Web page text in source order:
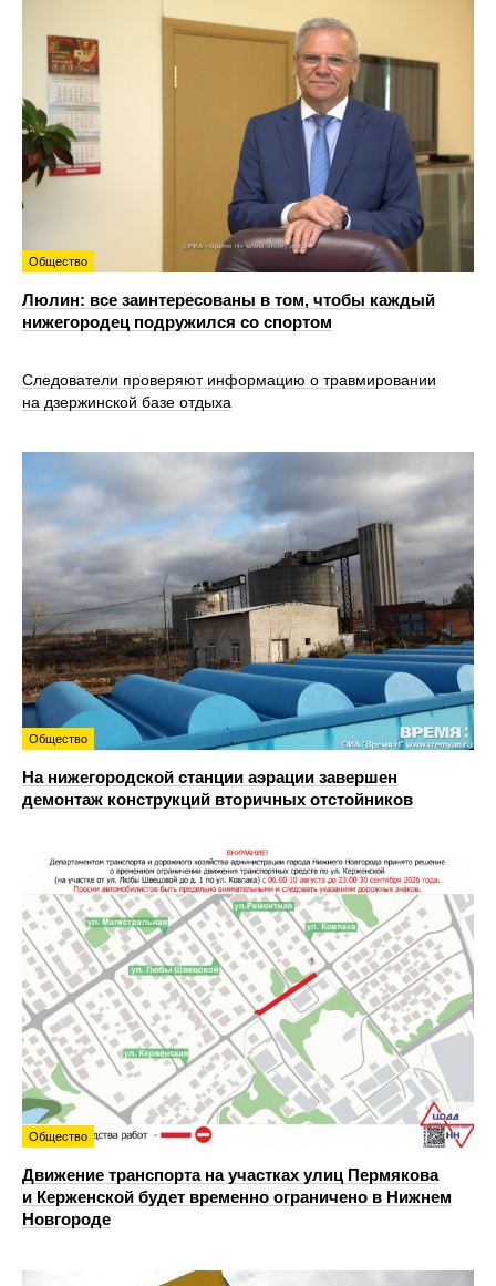
Общество
Люлин: все заинтересованы в том, чтобы каждый
нижегородец подружился со спортом
Следователи проверяют информацию о травмировании
на дзержинской базе отдыха
Общество
На нижегородской станции аэрации завершен
демонтаж конструкций вторичных отстойников
Общество
Движение транспорта на участках улиц Пермякова
и Керженской будет временно ограничено в Нижнем
Новгороде